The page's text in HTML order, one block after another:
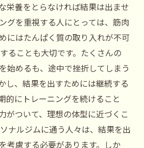
栄養をとらなければ結果は出ませ
グを重視する人にとっては、筋肉
にはたんぱく質の取り入れが不可
ることも大切です。たくさんの
始めるも、途中で挫折してしまう
し、結果を出すためには継続する
的にトレーニングを続けること
がついて、理想の体型に近づくこ
ナルジムに通う人々は、結果を出
考慮する必要があります。しか